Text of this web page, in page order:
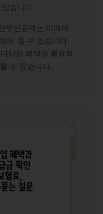
습니다.
우산공제는 미래의
이 될 수 있습니다.
양한 혜택을 활용하
수 있습니다.